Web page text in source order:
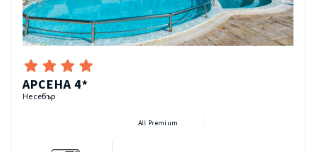
АРСЕНА 4*
Несебър
All Premium